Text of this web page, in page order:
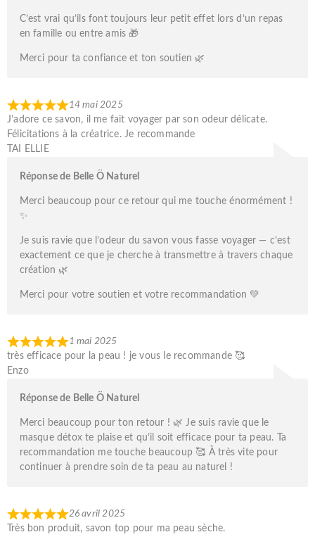
C’est vrai qu’ils font toujours leur petit effet lors d’un repas
en famille ou entre amis 🎁
Merci pour ta confiance et ton soutien 🌿
14 mai 2025
J’adore ce savon, il me fait voyager par son odeur délicate.
Félicitations à la créatrice. Je recommande
TAI ELLIE
Réponse de Belle Ö Naturel
Merci beaucoup pour ce retour qui me touche énormément !
✨
Je suis ravie que l’odeur du savon vous fasse voyager — c’est
exactement ce que je cherche à transmettre à travers chaque
création 🌿
Merci pour votre soutien et votre recommandation 💚
1 mai 2025
très efficace pour la peau ! je vous le recommande 🥰
Enzo
Réponse de Belle Ö Naturel
Merci beaucoup pour ton retour ! 🌿 Je suis ravie que le
masque détox te plaise et qu’il soit efficace pour ta peau. Ta
recommandation me touche beaucoup 🥰 À très vite pour
continuer à prendre soin de ta peau au naturel !
26 avril 2025
Très bon produit, savon top pour ma peau sèche.